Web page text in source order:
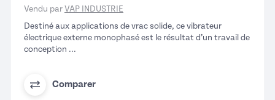
Vendu par VAP INDUSTRIE
Destiné aux applications de vrac solide, ce vibrateur
électrique externe monophasé est le résultat d’un travail de
conception ...
Comparer